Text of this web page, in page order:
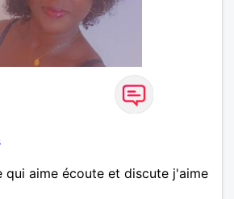
qui aime écoute et discute j'aime